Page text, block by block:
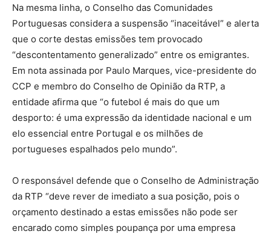
Na mesma linha, o Conselho das Comunidades
Portuguesas considera a suspensão “inaceitável” e alerta
que o corte destas emissões tem provocado
“descontentamento generalizado” entre os emigrantes.
Em nota assinada por Paulo Marques, vice-presidente do
CCP e membro do Conselho de Opinião da RTP, a
entidade afirma que “o futebol é mais do que um
desporto: é uma expressão da identidade nacional e um
elo essencial entre Portugal e os milhões de
portugueses espalhados pelo mundo”.
O responsável defende que o Conselho de Administração
da RTP “deve rever de imediato a sua posição, pois o
orçamento destinado a estas emissões não pode ser
encarado como simples poupança por uma empresa